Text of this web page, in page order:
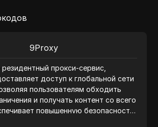
9Proxy
прокси-сервис,
доступ к глобальной сети
пользователям обходить
и получать контент со всего
повышенную безопасность,